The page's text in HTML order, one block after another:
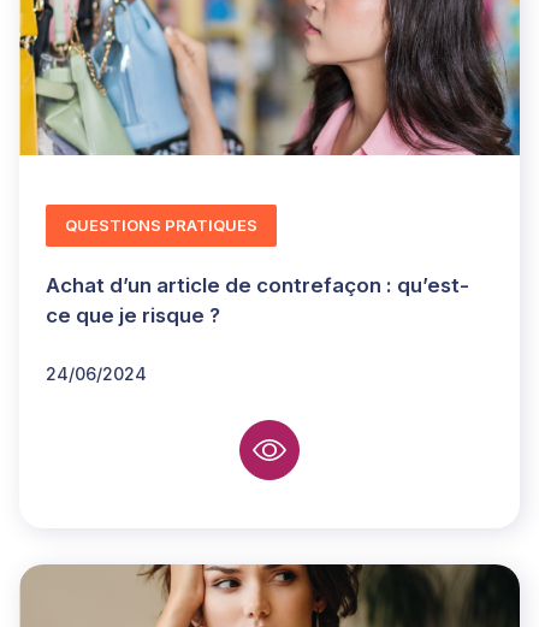
Achat d’un article de contrefaçon : qu’est-
ce que je risque ?
24/06/2024
QUESTIONS PRATIQUES